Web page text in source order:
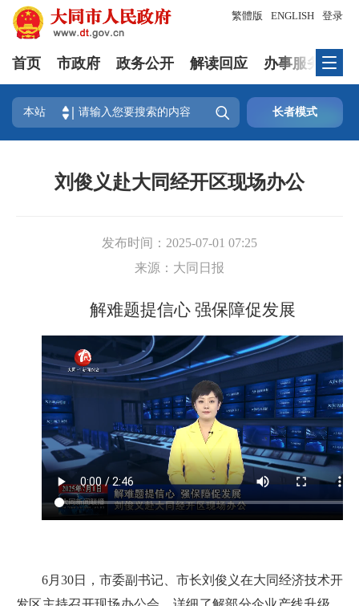
登录
繁體版 ENGLISH
首页 市政府 政务公开 解读回应 办事服务
本站  长者模式
刘俊义赴大同经开区现场办公
发布时间： 2025-07-01 07:25
来源： 大同日报
解难题提信心 强保障促发展
6月30日，市委副书记、市长刘俊义在大同经济技术开